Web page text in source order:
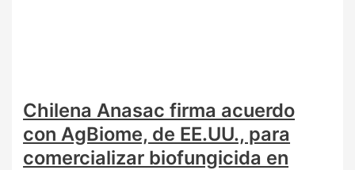
Chilena Anasac firma acuerdo
con AgBiome, de EE.UU., para
comercializar biofungicida en